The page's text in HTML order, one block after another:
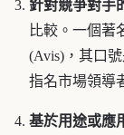
針對競爭對手
比較。一個著
(Avis)，其口
指名市場領導
基於用途或應